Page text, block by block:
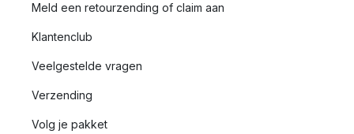
Meld een retourzending of claim aan
Klantenclub
Veelgestelde vragen
Verzending
Volg je pakket